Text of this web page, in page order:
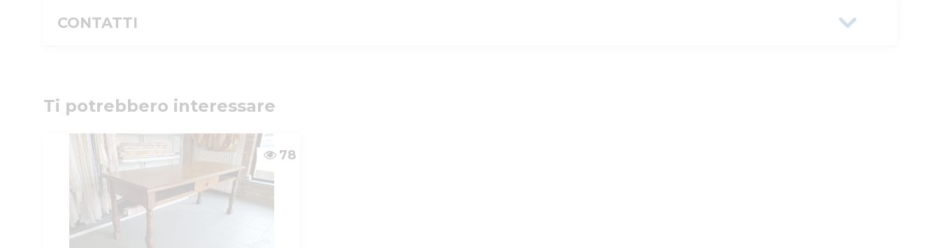
CONTATTI
Custode
DI PARMA E PIACENZA ISTITUTO VENDITE GIUDIZIARIE
Ti potrebbero interessare
78